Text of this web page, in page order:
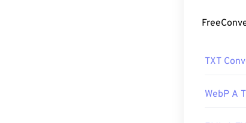
TXT
WebP A